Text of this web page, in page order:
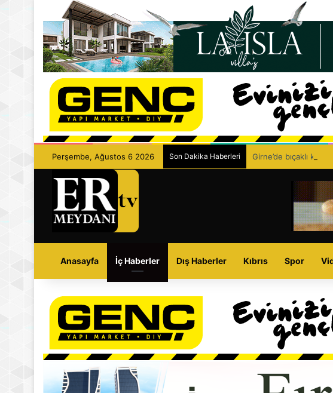
Perşembe, Ağustos 6 2026 Son Dakika Haberleri Girne’de bıçaklı
Anasayfa İç Haberler Dış Haberler Kıbrıs Spor